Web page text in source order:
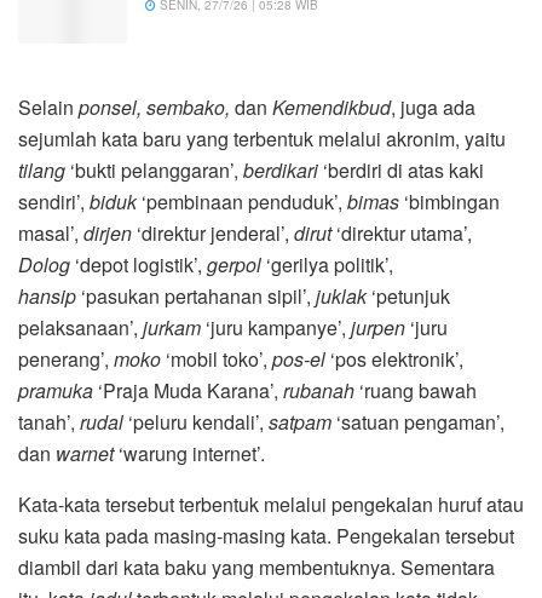
SENIN, 27/7/26 | 05:28 WIB
Selain ponsel, sembako, dan Kemendikbud, juga ada
sejumlah kata baru yang terbentuk melalui akronim, yaitu
tilang ‘bukti pelanggaran’, berdikari ‘berdiri di atas kaki
sendiri’, biduk‘pembinaan penduduk’, bimas ‘bimbingan
masal’, dirjen ‘direktur jenderal’, dirut‘direktur utama’,
Dolog ‘depot logistik’, gerpol ‘gerilya politik’,
hansip ‘pasukan pertahanan sipil’, juklak‘petunjuk
pelaksanaan’, jurkam ‘juru kampanye’, jurpen ‘juru
penerang’, moko ‘mobil toko’, pos-el ‘pos elektronik’,
pramuka ‘Praja Muda Karana’, rubanah ‘ruang bawah
tanah’, rudal ‘peluru kendali’, satpam ‘satuan pengaman’,
dan warnet‘warung internet’.
Kata-kata tersebut terbentuk melalui pengekalan huruf atau
suku kata pada masing-masing kata. Pengekalan tersebut
diambil dari kata baku yang membentuknya. Sementara